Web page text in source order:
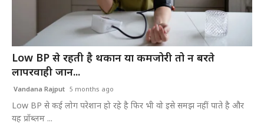
Low BP से रहती है थकान या कमजोरी तो न बरते
लापरवाही जान...
Vandana Rajput 5 months ago
Low BP से कई लोग परेशान हो रहे है फिर भी वो इसे समझ नहीं पाते है और
यह प्रॉब्लम ...